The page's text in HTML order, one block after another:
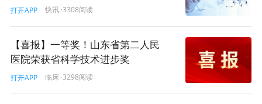
打开APP 快讯 ·3308阅读
【喜报】一等奖！山东省第二人民
医院荣获省科学技术进步奖
打开APP 临床 ·3298阅读